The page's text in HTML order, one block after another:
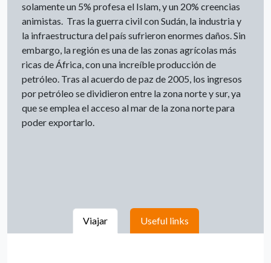
solamente un 5% profesa el Islam, y un 20% creencias
animistas. Tras la guerra civil con Sudán, la industria y
la infraestructura del país sufrieron enormes daños. Sin
embargo, la región es una de las zonas agrícolas más
ricas de África, con una increíble producción de
petróleo. Tras al acuerdo de paz de 2005, los ingresos
por petróleo se dividieron entre la zona norte y sur, ya
que se emplea el acceso al mar de la zona norte para
poder exportarlo.
Viajar Useful links